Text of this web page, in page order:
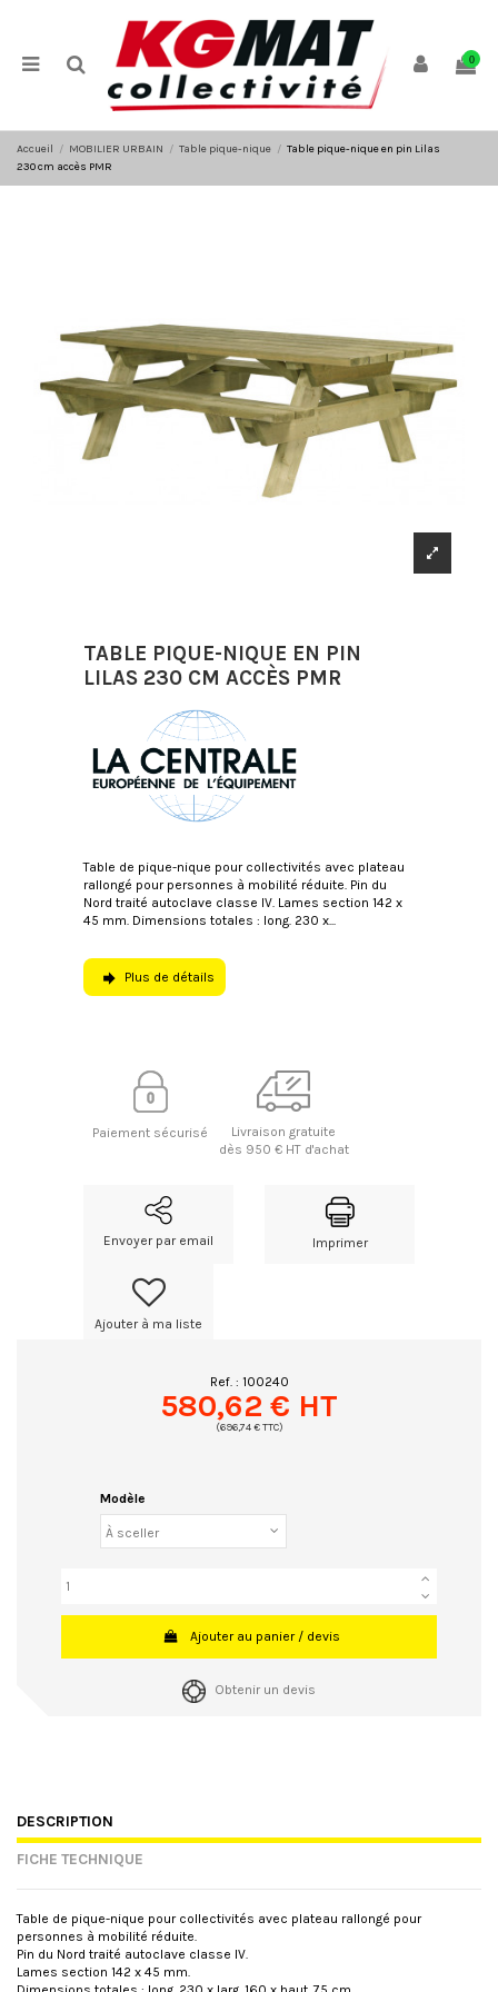
0
Accueil MOBILIER URBAIN Table pique-nique
Table pique-nique en pin Lilas
230 cm accès PMR
TABLE PIQUE-NIQUE EN PIN
LILAS 230 CM ACCÈS PMR
Table de pique-nique pour collectivités avec plateau
rallongé pour personnes à mobilité réduite. Pin du
Nord traité autoclave classe IV. Lames section 142 x
45 mm. Dimensions totales : long. 230 x...
Plus de détails
Paiement sécurisé
Livraison gratuite
dès 950 € HT d'achat
Envoyer par email Imprimer
Ajouter à ma liste
Ref. : 100240
580,62 € HT
(696,74 € TTC)
Modèle
Ajouter au panier / devis
Obtenir un devis
DESCRIPTION
FICHE TECHNIQUE
Table de pique-nique pour collectivités avec plateau rallongé pour
personnes à mobilité réduite.
Pin du Nord traité autoclave classe IV.
Lames section 142 x 45 mm.